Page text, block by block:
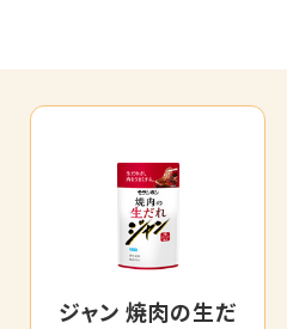
ジャン 焼肉の生だ